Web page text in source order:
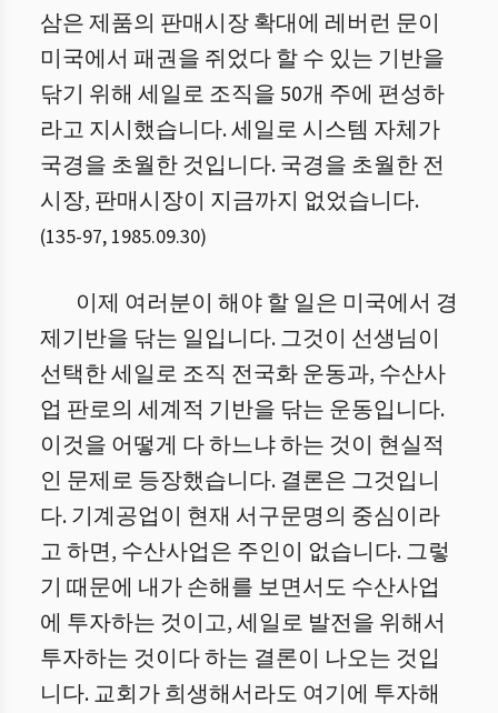
삼은 제품의 판매시장 확대에 레버런 문이
미국에서 패권을 쥐었다 할 수 있는 기반을
닦기 위해 세일로 조직을 50개 주에 편성하
라고 지시했습니다. 세일로 시스템 자체가
국경을 초월한 것입니다. 국경을 초월한 전
시장, 판매시장이 지금까지 없었습니다.
(135-97, 1985.09.30)
이제 여러분이 해야 할 일은 미국에서 경
제기반을 닦는 일입니다. 그것이 선생님이
선택한 세일로 조직 전국화 운동과, 수산사
업 판로의 세계적 기반을 닦는 운동입니다.
이것을 어떻게 다 하느냐 하는 것이 현실적
인 문제로 등장했습니다. 결론은 그것입니
다. 기계공업이 현재 서구문명의 중심이라
고 하면, 수산사업은 주인이 없습니다. 그렇
기 때문에 내가 손해를 보면서도 수산사업
에 투자하는 것이고, 세일로 발전을 위해서
투자하는 것이다 하는 결론이 나오는 것입
니다. 교회가 희생해서라도 여기에 투자해